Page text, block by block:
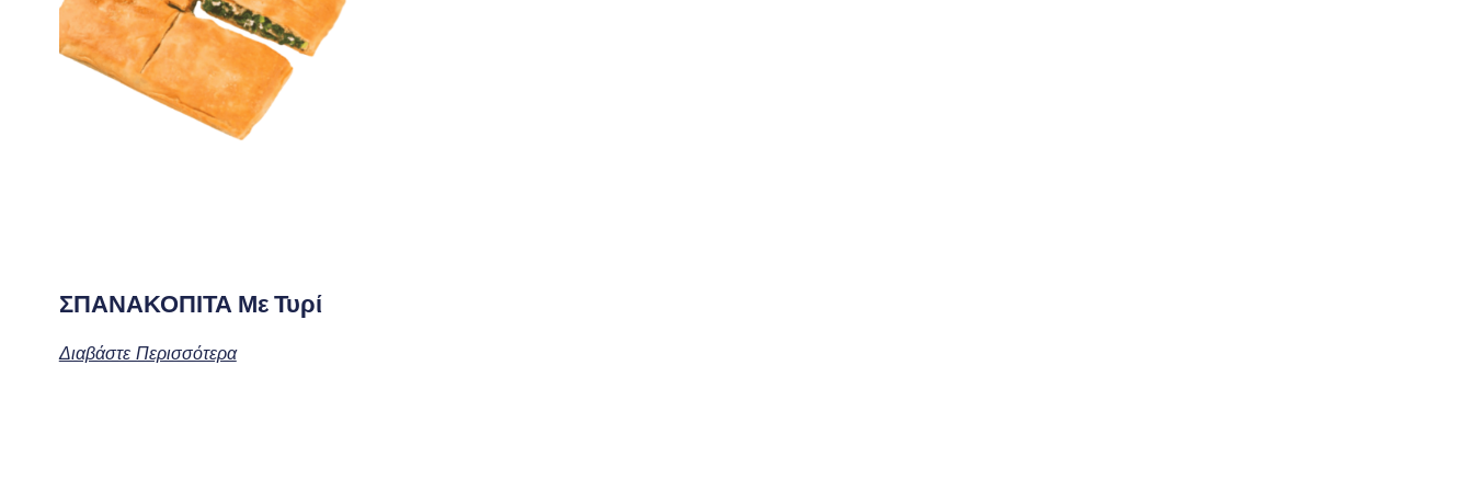
ΣΠΑΝΑΚΟΠΙΤΑ Με Τυρί
Διαβάστε Περισσότερα